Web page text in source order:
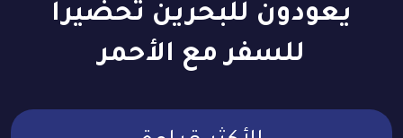
يعودون للبحرين تحضيراً
للسفر مع الأحمر